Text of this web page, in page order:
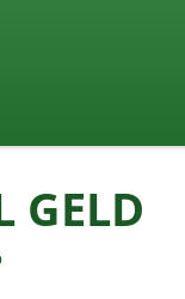
GELD